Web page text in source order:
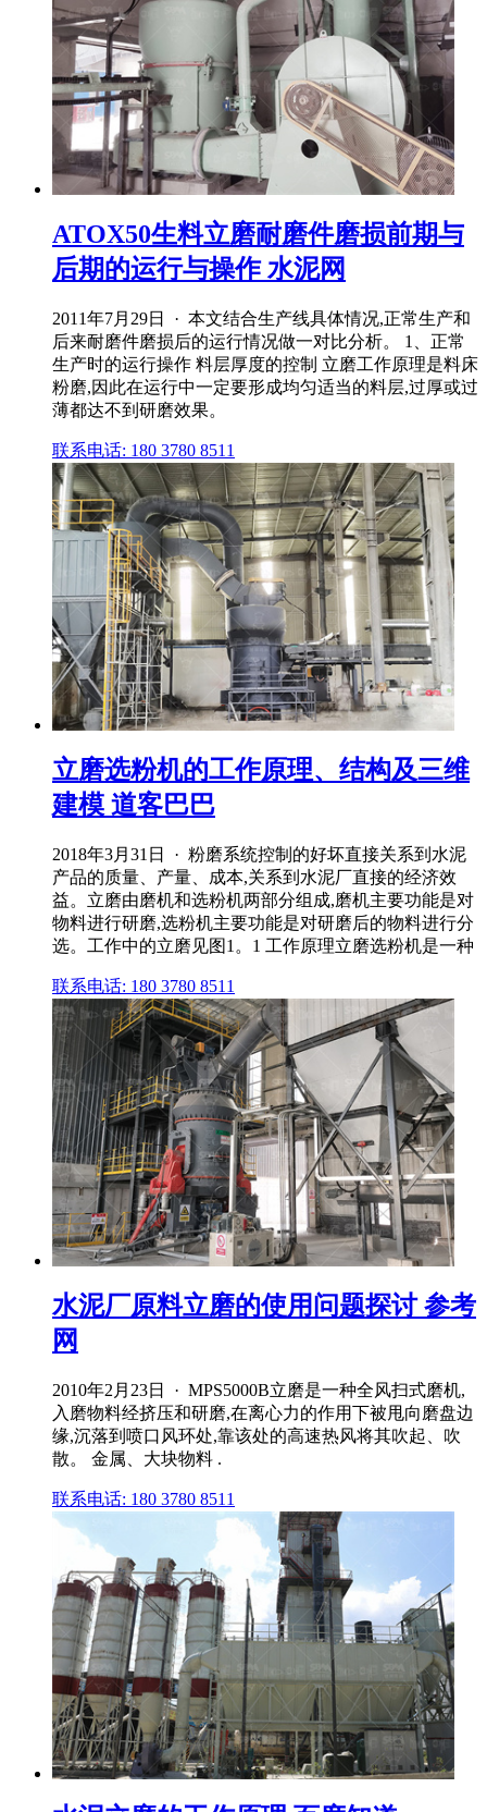
ATOX50生料立磨耐磨件磨损前期与
后期的运行与操作 水泥网
2011年7月29日 · 本文结合生产线具体情况,正常生产和
后来耐磨件磨损后的运行情况做一对比分析。 1、正常
生产时的运行操作 料层厚度的控制 立磨工作原理是料床
粉磨,因此在运行中一定要形成均匀适当的料层,过厚或过
薄都达不到研磨效果。
联系电话: 180 3780 8511
立磨选粉机的工作原理、结构及三维
建模 道客巴巴
2018年3月31日 · 粉磨系统控制的好坏直接关系到水泥
产品的质量、产量、成本,关系到水泥厂直接的经济效
益。立磨由磨机和选粉机两部分组成,磨机主要功能是对
物料进行研磨,选粉机主要功能是对研磨后的物料进行分
选。工作中的立磨见图1。1 工作原理立磨选粉机是一种
联系电话: 180 3780 8511
水泥厂原料立磨的使用问题探讨 参考
网
2010年2月23日 · MPS5000B立磨是一种全风扫式磨机,
入磨物料经挤压和研磨,在离心力的作用下被甩向磨盘边
缘,沉落到喷口风环处,靠该处的高速热风将其吹起、吹
散。 金属、大块物料 .
联系电话: 180 3780 8511